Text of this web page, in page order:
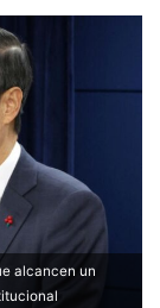
alcancen un